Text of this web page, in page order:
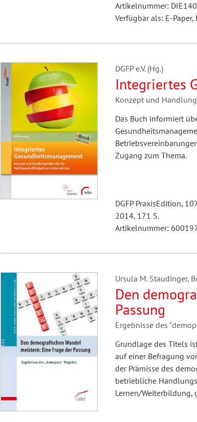
Artikelnummer:
Verfügbar als: E-
DGFP e.V. (Hg.)
Integriertes
Konzept und
Das Buch informiert
Zugang zum Thema.
DGFP PraxisEdition,
2014, 171 S.
Artikelnummer:
Ursula M. Staudinger,
Den
Passung
Ergebnisse des
Grundlage des Titels
auf einer Befragung
der Prämisse des
betriebliche
Lernen/Weiterbildung,